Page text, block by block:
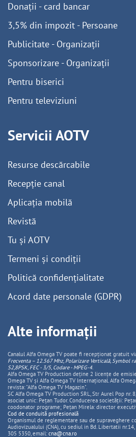
Donații - card bancar
3,5% din impozit - Persoane
Publicitate - Organizații
Sponsorizare - Organizații
Pentru biserici
Pentru televiziuni
Servicii AOTV
Resurse descărcabile
Recepție canal
Aplicația mobilă
Revistă
Tu și AOTV
Termeni și condiții
Politică confidențialitate
Acord date personale (GDPR)
Alte informații
Canalul Alfa Omega TV poate fi recepționat gratuit
Frecventa – 12.567 Mhz, PolarizareVerticală, Symbol
S2,8PSK, FEC - 3/5, Codare - MPEG-4.
Alfa Omega TV Production deține 2 licențe de
Omega TV și Alfa Omega TV Internațional. Alfa
revista: "Alfa Omega TV Magazin".
SC Alfa Omega TV Production SRL, Str Aurel Pop nr.
asociat unic: Pețan Tudor. Conducerea societății:
coodonator programe; Pețan Mirela: director
Cod de conduită profesională
Organismul de reglementare sau de supraveghere
Audiovizualului (CNA), cu sediul in Bd. Libertatii
305 5350, email: cna@cna.ro